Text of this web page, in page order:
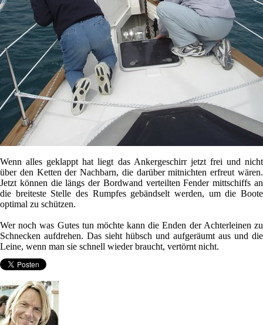
Wenn alles geklappt hat liegt das Ankergeschirr jetzt frei und nicht
über den Ketten der Nachbarn, die darüber mitnichten erfreut wären.
Jetzt können die längs der Bordwand verteilten Fender mittschiffs an
die breiteste Stelle des Rumpfes gebändselt werden, um die Boote
optimal zu schützen.
Wer noch was Gutes tun möchte kann die Enden der Achterleinen zu
Schnecken aufdrehen. Das sieht hübsch und aufgeräumt aus und die
Leine, wenn man sie schnell wieder braucht, vertörnt nicht.